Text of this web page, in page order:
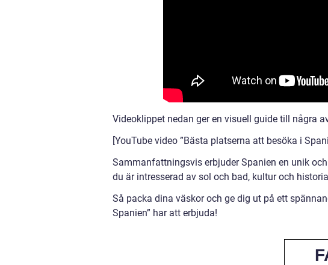
Videoklippet nedan ger en visuell guide till några
[YouTube video ”Bästa platserna att besöka i
Sammanfattningsvis erbjuder Spanien en unik
du är intresserad av sol och bad, kultur och
Så packa dina väskor och ge dig ut på ett
Spanien” har att erbjuda!